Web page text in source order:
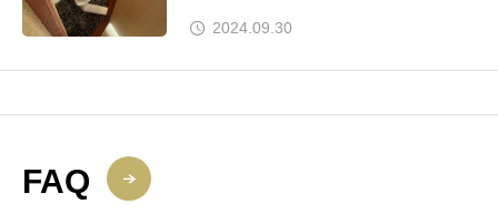
2024.09.30
FAQ